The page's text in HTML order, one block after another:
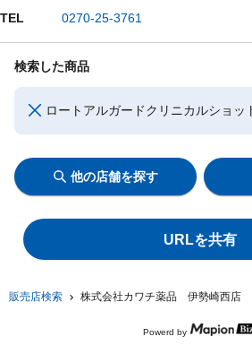
販売店検索 株式会社カワチ薬品 伊勢崎西店
TEL 0270-25-3761
検索した商品
ロートアルガードクリニカルショッ
他の店舗を探す
URLを共有
Powerd by